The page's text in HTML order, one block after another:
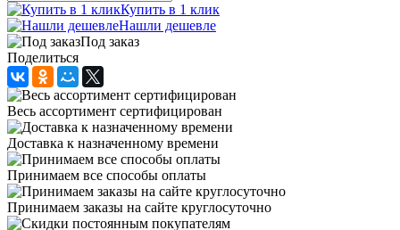
Купить в 1 клик
Нашли дешевле
Под заказ
Поделиться
Весь ассортимент сертифицирован
Доставка к назначенному времени
Принимаем все способы оплаты
Принимаем заказы на сайте круглосуточно